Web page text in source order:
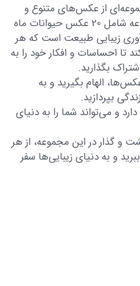
از عکس‌های متنوع و
زیبا دعوت می‌کنیم. این مجموعه شامل 20 عکس حیوانات ماه
زیبایی طبیعت است که هر
احساسات و افکار خود را به
بگذارید.
الهام بگیرید و به
بپردازید.
و می‌تواند شما را به دنیای
و گذار در این مجموعه، از هر
و به دنیای زیبایی‌ها سفر